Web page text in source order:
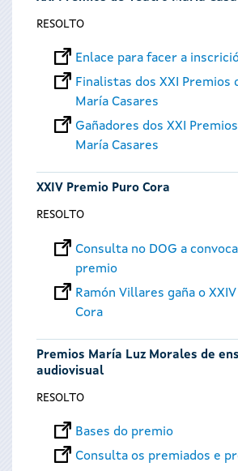
RESOLTO
Enlace para facer a
Finalistas dos XXI Premios
María Casares
Gañadores dos XXI
María Casares
XXIV Premio Puro Cora
RESOLTO
Consulta no DOG a
premio
Ramón Villares gaña o
Cora
Premios María Luz Morales de
audiovisual
RESOLTO
Bases do premio
Consulta os premiados e